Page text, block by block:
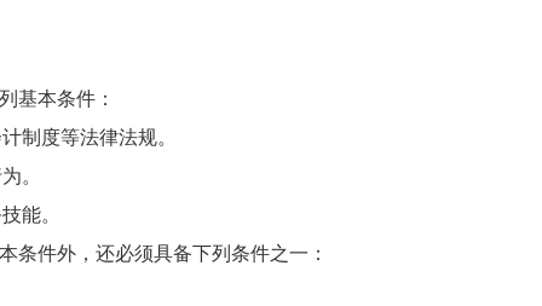
基本条件：
制度等法律法规。
。
能。
条件外，还必须具备下列条件之一：